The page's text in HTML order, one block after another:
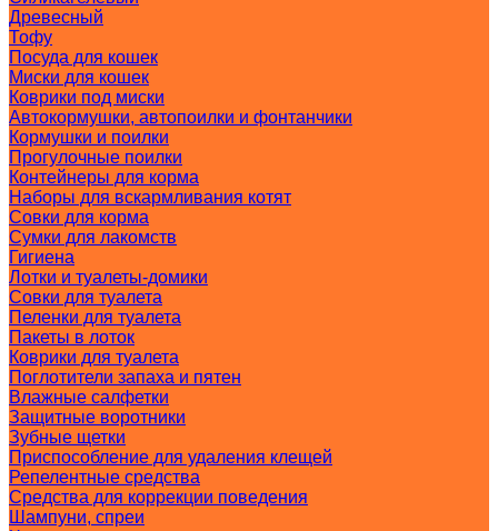
Древесный
Тофу
Посуда для кошек
Миски для кошек
Коврики под миски
Автокормушки, автопоилки и фонтанчики
Кормушки и поилки
Прогулочные поилки
Контейнеры для корма
Наборы для вскармливания котят
Совки для корма
Сумки для лакомств
Гигиена
Лотки и туалеты-домики
Совки для туалета
Пеленки для туалета
Пакеты в лоток
Коврики для туалета
Поглотители запаха и пятен
Влажные салфетки
Защитные воротники
Зубные щетки
Приспособление для удаления клещей
Репелентные средства
Средства для коррекции поведения
Шампуни, спреи